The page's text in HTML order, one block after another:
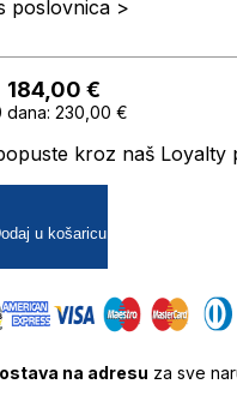
poslovnica >
184,00 €
dana: 230,00 €
kroz naš Loyalty
u košaricu
na adresu za sve